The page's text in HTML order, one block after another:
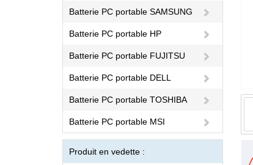
Batterie PC portable SAMSUNG
Batterie PC portable HP
Batterie PC portable FUJITSU
Batterie PC portable DELL
Batterie PC portable TOSHIBA
Batterie PC portable MSI
Produit en vedette :